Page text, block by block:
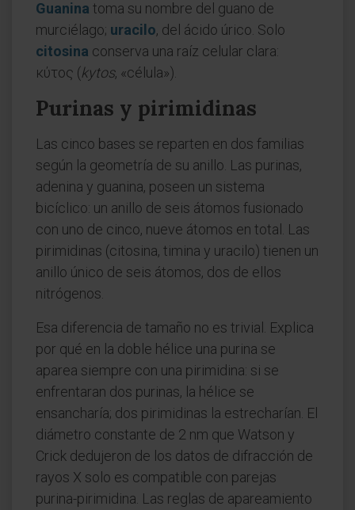
Guanina toma su nombre del guano de
murciélago; uracilo, del ácido úrico. Solo
citosina conserva una raíz celular clara:
κύτος (kytos, «célula»).
Purinas y pirimidinas
Las cinco bases se reparten en dos familias
según la geometría de su anillo. Las purinas,
adenina y guanina, poseen un sistema
bicíclico: un anillo de seis átomos fusionado
con uno de cinco, nueve átomos en total. Las
pirimidinas (citosina, timina y uracilo) tienen un
anillo único de seis átomos, dos de ellos
nitrógenos.
Esa diferencia de tamaño no es trivial. Explica
por qué en la doble hélice una purina se
aparea siempre con una pirimidina: si se
enfrentaran dos purinas, la hélice se
ensancharía; dos pirimidinas la estrecharían. El
diámetro constante de 2 nm que Watson y
Crick dedujeron de los datos de difracción de
rayos X solo es compatible con parejas
purina-pirimidina. Las reglas de apareamiento